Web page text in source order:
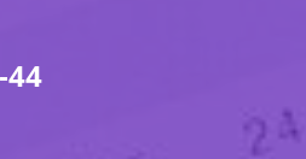
44